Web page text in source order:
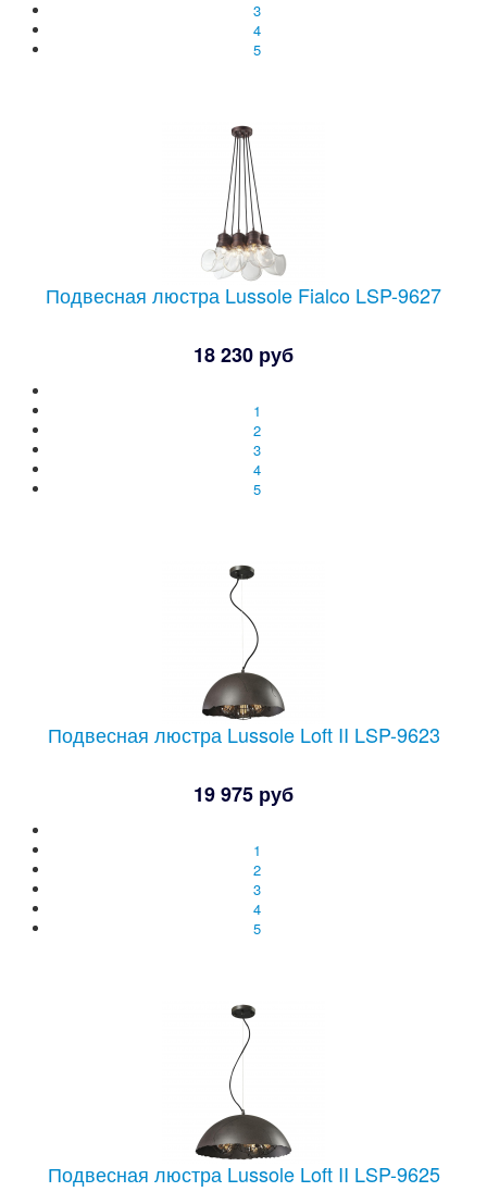
3
4
5
Подвесная люстра Lussole Fialco LSP-9627
18 230 руб
1
2
3
4
5
Подвесная люстра Lussole Loft II LSP-9623
19 975 руб
1
2
3
4
5
Подвесная люстра Lussole Loft II LSP-9625